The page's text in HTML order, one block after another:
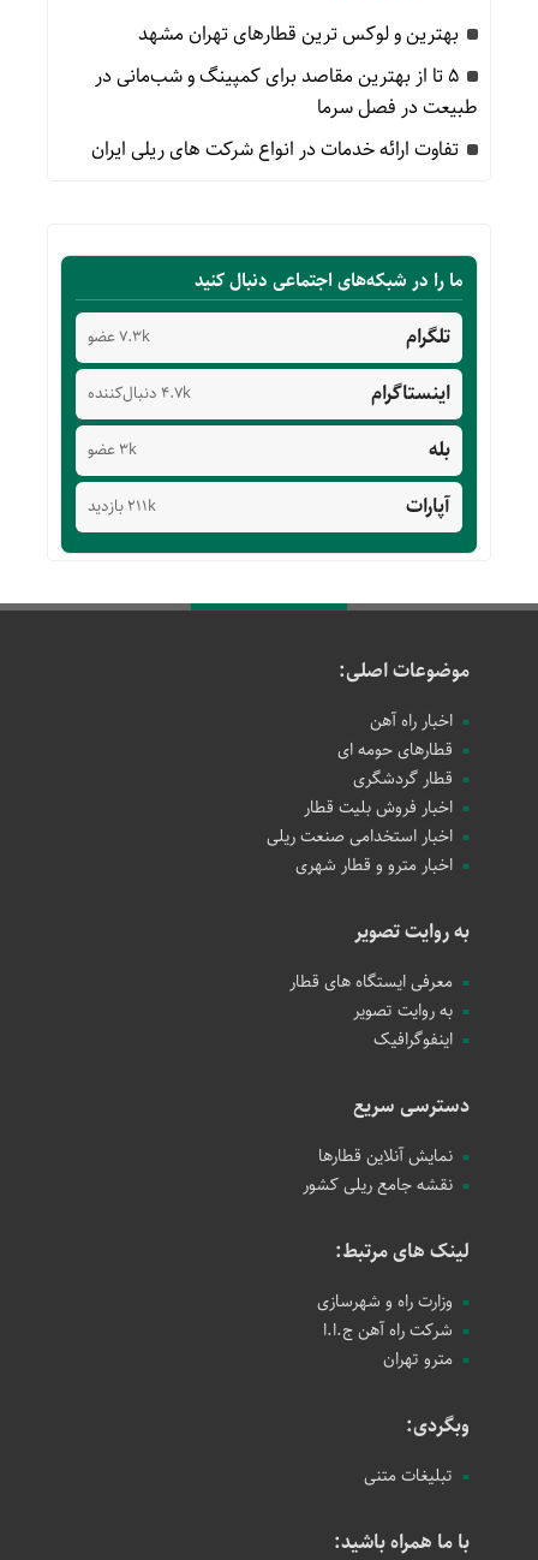
بهترین و لوکس ترین قطارهای تهران مشهد
۵ تا از بهترین مقاصد برای کمپینگ و شب‌مانی در
طبیعت در فصل سرما
تفاوت ارائه خدمات در انواع شرکت های ریلی ایران
ما را در شبکه‌های اجتماعی دنبال کنید
تلگرام 7.3k عضو
اینستاگرام 4.7k دنبال‌کننده
بله 3k عضو
آپارات 211k بازدید
موضوعات اصلی:
اخبار راه آهن
قطارهای حومه ای
قطار گردشگری
اخبار فروش بلیت قطار
اخبار استخدامی صنعت ریلی
اخبار مترو و قطار شهری
به روایت تصویر
معرفی ایستگاه های قطار
به روایت تصویر
اینفوگرافیک
دسترسی سریع
نمایش آنلاین قطارها
نقشه جامع ریلی کشور
لینک های مرتبط:
وزارت راه و شهرسازی
شرکت راه آهن ج.ا.ا
مترو تهران
وبگردی:
تبلیغات متنی
با ما همراه باشید: